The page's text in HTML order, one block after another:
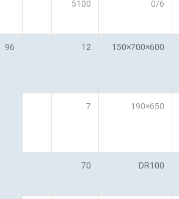
0/6
5100
600×700×150
12
96
650×190
7
DR100
70